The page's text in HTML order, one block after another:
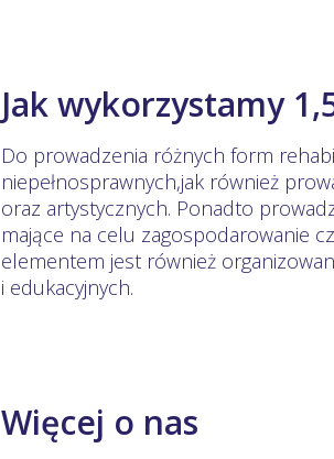
Jak wykorzystamy
Do prowadzenia różnych form
niepełnosprawnych,jak również
oraz artystycznych. Ponadto
mające na celu zagospodarowanie
elementem jest również
i edukacyjnych.
Więcej o nas